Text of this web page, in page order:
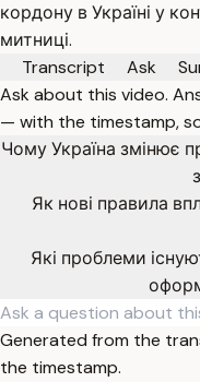
кордону в Україні у
митниці.
Transcript
Ask
Ask about this video.
— with the timestamp,
Чому Україна змінює
Як нові правила
Які проблеми
Generated from the
the timestamp.